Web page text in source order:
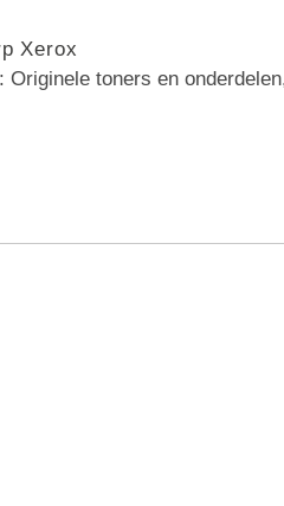
Xerox
toners en